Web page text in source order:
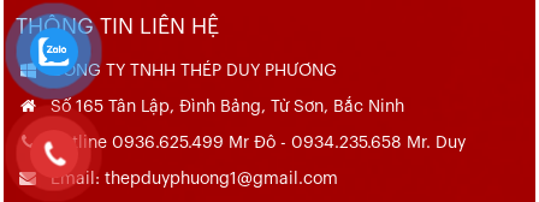
THÔNG TIN LIÊN HỆ
CÔNG TY TNHH THÉP DUY PHƯƠNG
Số 165 Tân Lập, Đình Bảng, Từ Sơn, Bắc Ninh
Hotline 0936.625.499 Mr Đô - 0934.235.658 Mr. Duy
Email: thepduyphuong1@gmail.com